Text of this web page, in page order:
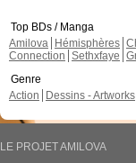
Top BDs / Manga
Amilova
Hémisphères
Connection Sethxfaye
Genre
Action
Dessins - Artworks
LE PROJET AMILOVA